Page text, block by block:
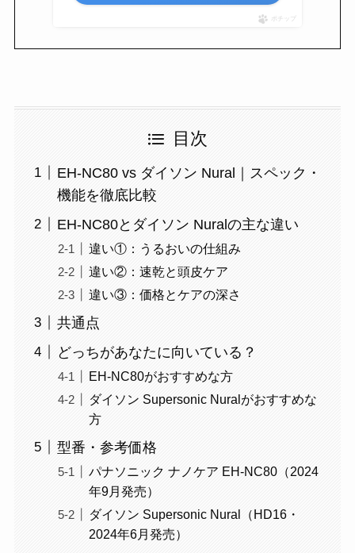
ポチップ
目次
EH-NC80 vs ダイソン Nural｜スペック・
機能を徹底比較
EH-NC80とダイソン Nuralの主な違い
違い①：うるおいの仕組み
違い②：速乾と頭皮ケア
違い③：価格とケアの深さ
共通点
どっちがあなたに向いている？
EH-NC80がおすすめな方
ダイソン Supersonic Nuralがおすすめな
方
型番・参考価格
パナソニック ナノケア EH-NC80（2024
年9月発売）
ダイソン Supersonic Nural（HD16・
2024年6月発売）